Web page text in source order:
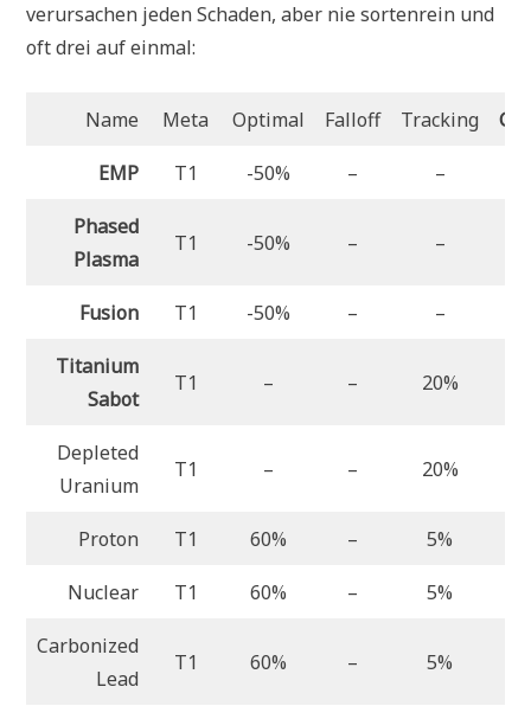
verursachen jeden Schaden, aber nie sortenrein und
oft drei auf einmal:
Name Meta Optimal Falloff Tracking
EMP T1 -50% – –
Phased
Plasma
T1 -50% – –
Fusion T1 -50% – –
Titanium
Sabot
T1 – – 20%
Depleted
Uranium
T1 – – 20%
Proton T1 60% – 5%
Nuclear T1 60% – 5%
Carbonized
Lead
T1 60% – 5%